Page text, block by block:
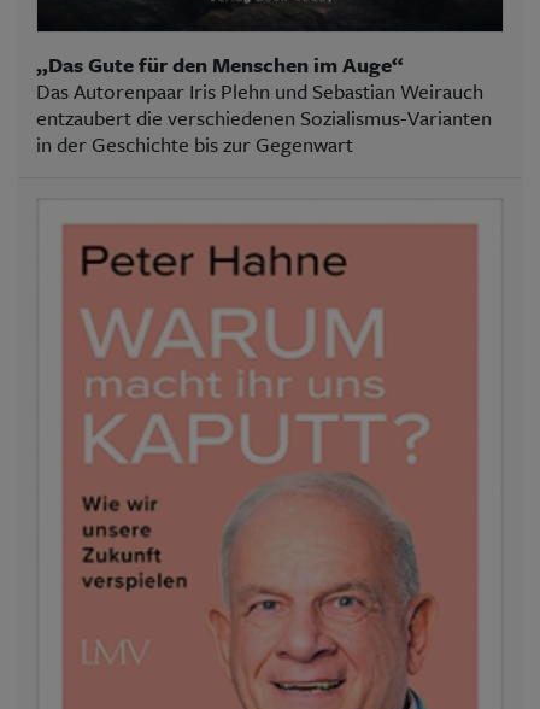
„Das Gute für den Menschen im Auge“
Das Autorenpaar Iris Plehn und Sebastian Weirauch
entzaubert die verschiedenen Sozialismus-Varianten
in der Geschichte bis zur Gegenwart